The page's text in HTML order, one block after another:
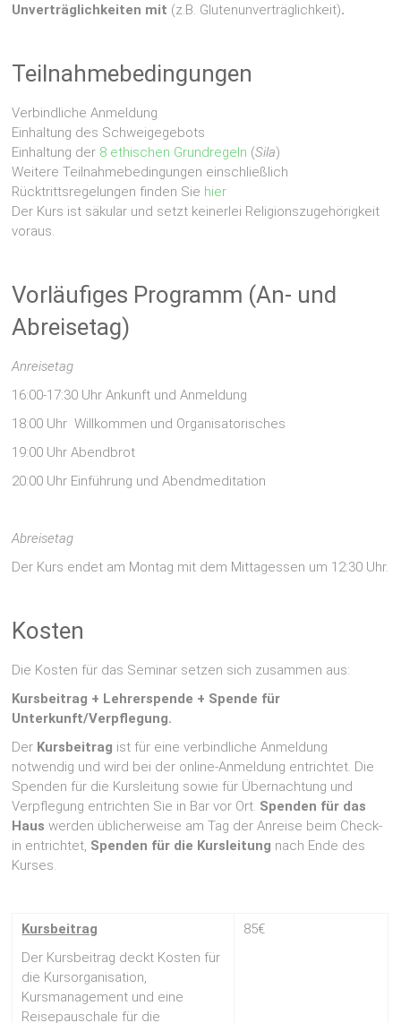
Unverträglichkeiten mit (z.B. Glutenunverträglichkeit).
Teilnahmebedingungen
Verbindliche Anmeldung
Einhaltung des Schweigegebots
Einhaltung der 8 ethischen Grundregeln (Sila)
Weitere Teilnahmebedingungen einschließlich
Rücktrittsregelungen finden Sie hier
Der Kurs ist säkular und setzt keinerlei Religionszugehörigkeit
voraus.
Vorläufiges Programm (An- und
Abreisetag)
Anreisetag
16:00-17:30 Uhr Ankunft und Anmeldung
18:00 Uhr Willkommen und Organisatorisches
19:00 Uhr Abendbrot
20:00 Uhr Einführung und Abendmeditation
Abreisetag
Der Kurs endet am Montag mit dem Mittagessen um 12:30 Uhr.
Kosten
Die Kosten für das Seminar setzen sich zusammen aus:
Kursbeitrag + Lehrerspende + Spende für
Unterkunft/Verpflegung.
Der Kursbeitrag ist für eine verbindliche Anmeldung
notwendig und wird bei der online-Anmeldung entrichtet. Die
Spenden für die Kursleitung sowie für Übernachtung und
Verpflegung entrichten Sie in Bar vor Ort. Spenden für das
Haus werden üblicherweise am Tag der Anreise beim Check-
in entrichtet, Spenden für die Kursleitung nach Ende des
Kurses.
Kursbeitrag
Der Kursbeitrag deckt Kosten für
die Kursorganisation,
Kursmanagement und eine
Reisepauschale für die
85€